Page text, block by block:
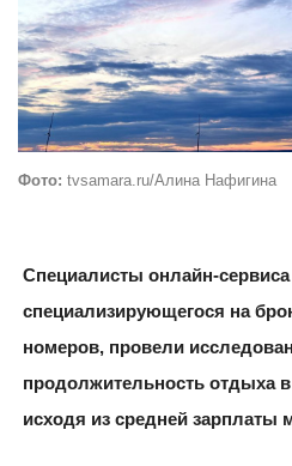
Фото: tvsamara.ru/Алина Нафигина
Специалисты онлайн-сервиса
специализирующегося на
номеров, провели
продолжительность отдыха
исходя из средней зарплаты